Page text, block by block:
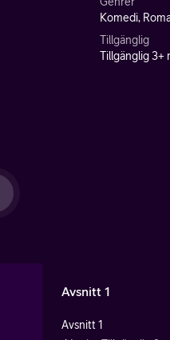
Komedi,
Tillgänglig
Tillgänglig 3+
Avsnitt 1
Avsnitt 1